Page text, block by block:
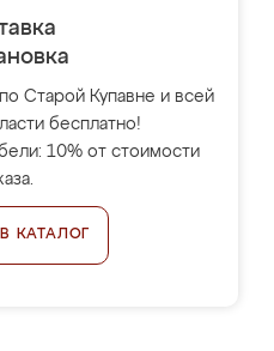
Старой Купавне и всей
бесплатно!
10% от стоимости
КАТАЛОГ